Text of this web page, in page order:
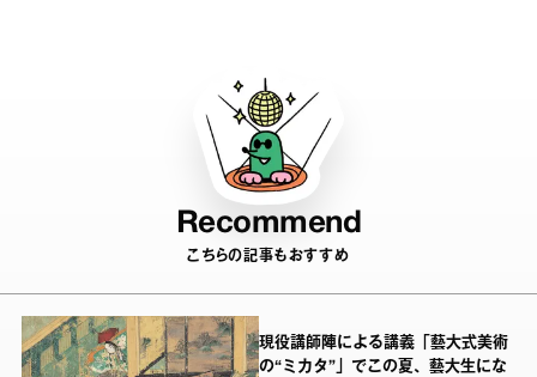
Recommend
こちらの記事もおすすめ
現役講師陣による講義「藝大式美術
の“ミカタ”」でこの夏、藝大生にな